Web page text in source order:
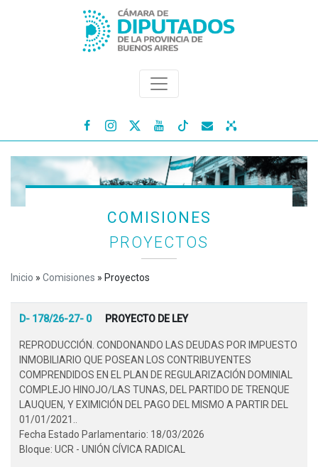
   
COMISIONES
PROYECTOS
Inicio » Comisiones » Proyectos
D- 178/26-27- 0 PROYECTO DE LEY
REPRODUCCIÓN. CONDONANDO LAS DEUDAS POR IMPUESTO
INMOBILIARIO QUE POSEAN LOS CONTRIBUYENTES
COMPRENDIDOS EN EL PLAN DE REGULARIZACIÓN DOMINIAL
COMPLEJO HINOJO/LAS TUNAS, DEL PARTIDO DE TRENQUE
LAUQUEN, Y EXIMICIÓN DEL PAGO DEL MISMO A PARTIR DEL
01/01/2021..
Fecha Estado Parlamentario: 18/03/2026
Bloque: UCR - UNIÓN CÍVICA RADICAL